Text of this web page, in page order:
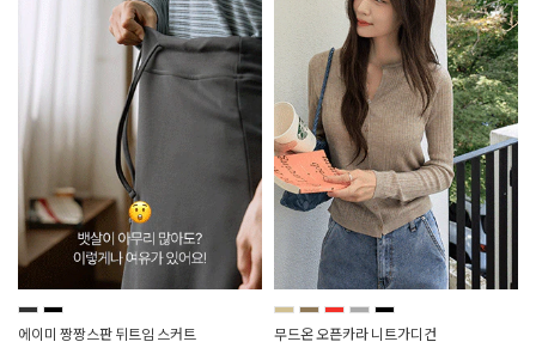
에이미 짱짱스판 뒤트임 스커트 무드온 오픈카라 니트가디건